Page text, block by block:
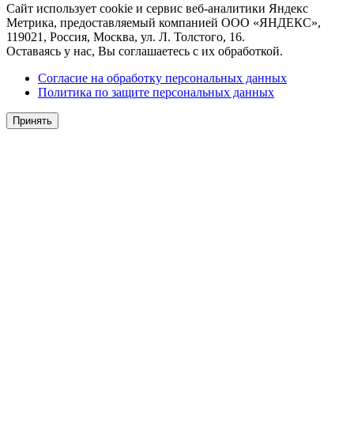
Сайт использует cookie и сервис веб-аналитики Яндекс
Метрика, предоставляемый компанией ООО «ЯНДЕКС»,
119021, Россия, Москва, ул. Л. Толстого, 16.
Оставаясь у нас, Вы соглашаетесь с их обработкой.
Согласие на обработку персональных данных
Политика по защите персональных данных
Принять